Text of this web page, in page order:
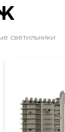
светильники